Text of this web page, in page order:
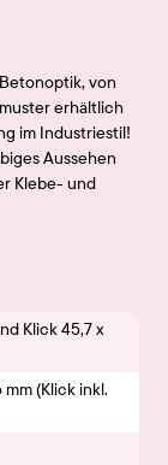
von
erhältlich
im Industriestil!
Aussehen
Klebe- und
Klick 45,7 x
(Klick inkl.